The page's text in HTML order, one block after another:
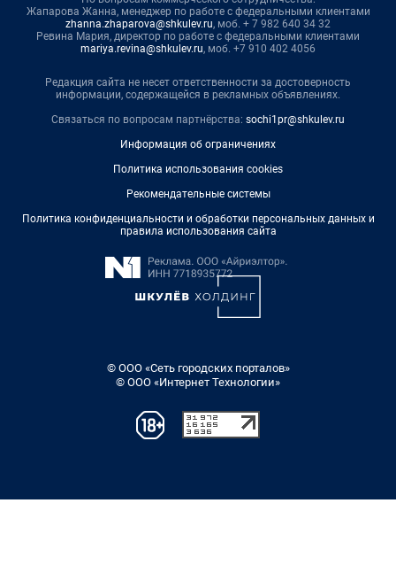
Жапарова Жанна, менеджер по работе с федеральными клиентами
zhanna.zhaparova@shkulev.ru, моб. + 7 982 640 34 32
Ревина Мария, директор по работе с федеральными клиентами
mariya.revina@shkulev.ru, моб. +7 910 402 4056
Редакция сайта не несет ответственности за достоверность
информации, содержащейся в рекламных объявлениях.
Связаться по вопросам партнёрства: sochi1pr@shkulev.ru
Информация об ограничениях
Политика использования cookies
Рекомендательные системы
Политика конфиденциальности и обработки персональных данных и
правила использования сайта
© ООО «Сеть городских порталов»
© ООО «Интернет Технологии»